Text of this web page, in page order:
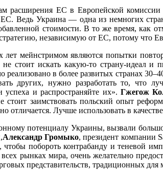
расширения ЕС в Европейской комиссии
Ведь Украина — одна из немногих
стоимости. В то же время, как
независимую от ЕС, потому что
мейнстримом являются попытки
стоит искать какую-то страну-идеал
в более развитых странах
других, нужно разработать то, что
успеха и распространяйте их». Гжегож
заимствовать польский опыт
отличается. Лучше использовать в
потенциалу Украины, вызвали
Александр Громыко, президент компании
побороть контрабанду и теневой
рынках мира, очень желательно
представительств, традиционных для